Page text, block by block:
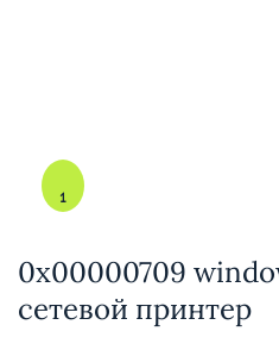
1
0x00000709
сетевой принтер